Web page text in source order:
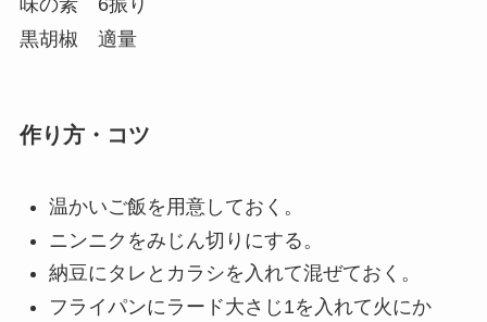
黒胡椒 適量
作り方・コツ
温かいご飯を用意しておく。
ニンニクをみじん切りにする。
納豆にタレとカラシを入れて混ぜておく。
フライパンにラード大さじ1を入れて火にか